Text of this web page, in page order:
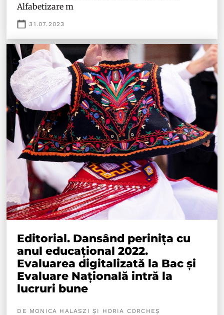
Alfabetizare m
31.07.2023
Editorial. Dansând perinița cu
anul educațional 2022.
Evaluarea digitalizată la Bac și
Evaluare Națională intră la
lucruri bune
DE MONICA HALASZI ȘI HORIA CORCHEȘ